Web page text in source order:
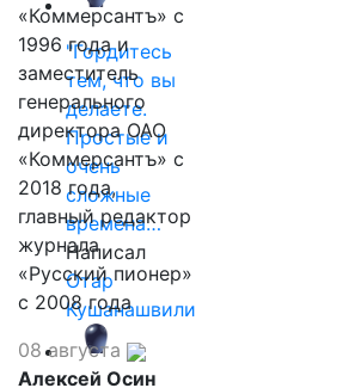
"Гордитесь
тем, что вы
делаете.
Простые и
очень
сложные
времена…
Написал
Отар
Кушанашвили
«Коммерсантъ» с
1996 года и
заместитель
генерального
директора ОАО
«Коммерсантъ» с
2018 года,
главный редактор
журнала
«Русский пионер»
с 2008 года
08 августа
Алексей Осин